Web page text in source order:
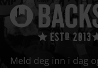
Meld deg inn i dag